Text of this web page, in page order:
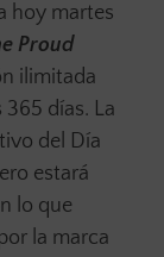
hoy martes
Proud
ilimitada
días. La
del Día
estará
lo que
la marca